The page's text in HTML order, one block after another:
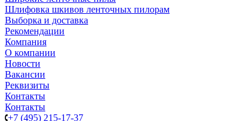
Шлифовка шкивов ленточных пилорам
Выборка и доставка
Рекомендации
Компания
О компании
Новости
Вакансии
Реквизиты
Контакты
Контакты
+7 (495) 215-17-37